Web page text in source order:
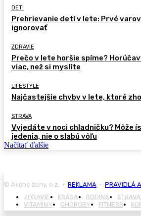
DETI
Prehrievanie detí v lete: Prvé
ignorovať
ZDRAVIE
Prečo v lete horšie spíme?
viac, než si myslíte
LIFESTYLE
Najčastejšie chyby v lete, ktoré
STRAVA
Vyjedáte v noci chladničku? Môže
jedenia, nie o slabú vôľu
Načítať ďalšie
© Akčné ženy, o.z. • REKLAMA • PRAVIDLÁ
ZDRAVIE
KRÁSA RODINA STRAVA
VITAMÍNY
CHOROBY FITNESS